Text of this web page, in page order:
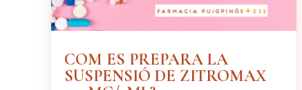
COM ES PREPARA LA
SUSPENSIÓ DE ZITROMAX